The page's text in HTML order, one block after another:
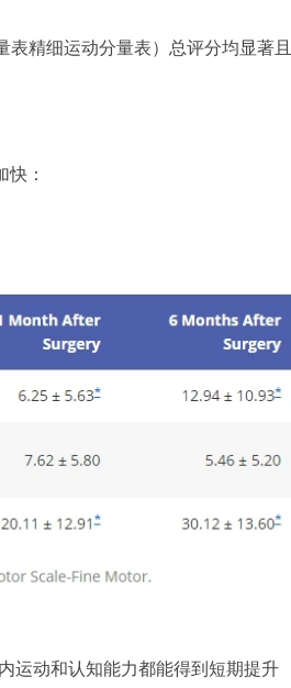
精细运动分量表）总评分均显著且
：
运动和认知能力都能得到短期提升